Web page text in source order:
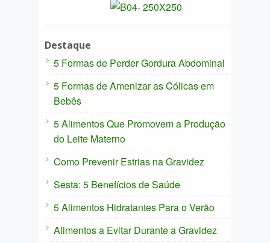
Destaque
5 Formas de Perder Gordura Abdominal
5 Formas de Amenizar as Cólicas em
Bebês
5 Alimentos Que Promovem a Produção
do Leite Materno
Como Prevenir Estrias na Gravidez
Sesta: 5 Benefícios de Saúde
5 Alimentos Hidratantes Para o Verão
Alimentos a Evitar Durante a Gravidez